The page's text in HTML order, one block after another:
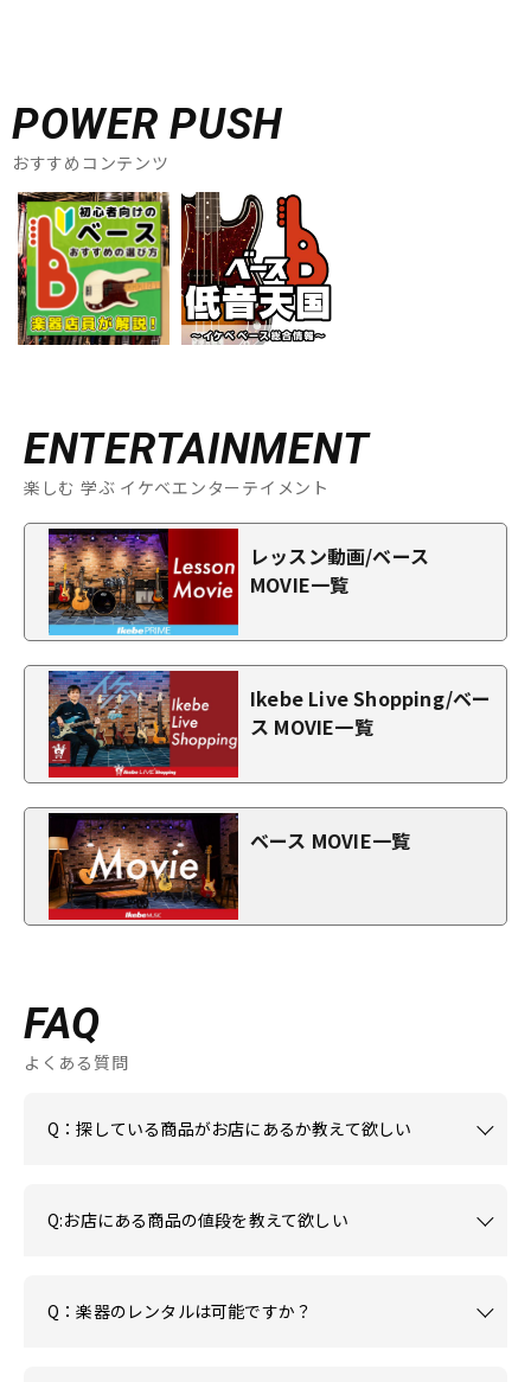
POWER PUSH
おすすめコンテンツ
ENTERTAINMENT
楽しむ 学ぶ イケベエンターテイメント
レッスン動画/ベース
MOVIE一覧
Ikebe Live Shopping/ベー
ス MOVIE一覧
ベース MOVIE一覧
FAQ
よくある質問
Q：探している商品がお店にあるか教えて欲しい
Q:お店にある商品の値段を教えて欲しい
Q：楽器のレンタルは可能ですか？